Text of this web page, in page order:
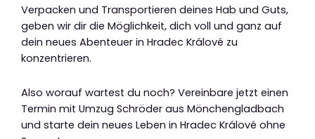
Verpacken und Transportieren deines Hab und Guts,
geben wir dir die Möglichkeit, dich voll und ganz auf
dein neues Abenteuer in Hradec Králové zu
konzentrieren.
Also worauf wartest du noch? Vereinbare jetzt einen
Termin mit Umzug Schröder aus Mönchengladbach
und starte dein neues Leben in Hradec Králové ohne